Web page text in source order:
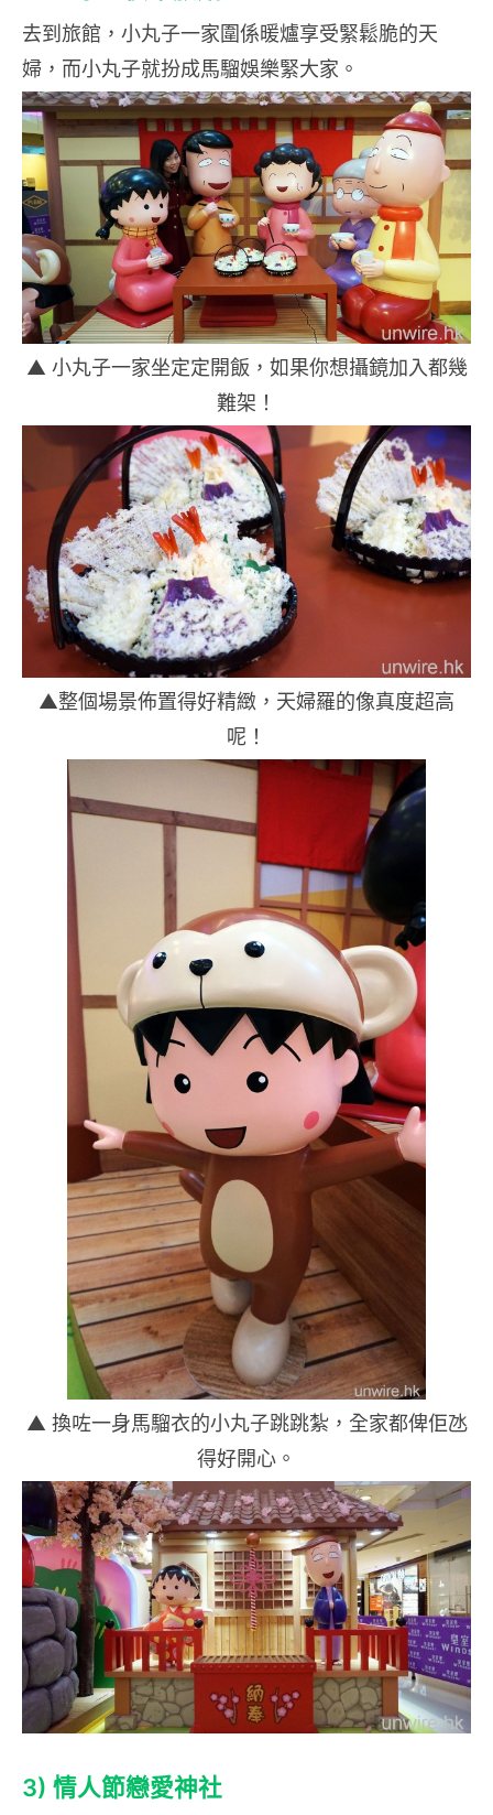
去到旅館，小丸子一家圍係暖爐享受緊鬆脆的天
婦，而小丸子就扮成馬騮娛樂緊大家。
▲ 小丸子一家坐定定開飯，如果你想攝鏡加入都幾
難架！
▲整個場景佈置得好精緻，天婦羅的像真度超高
呢！
▲ 換咗一身馬騮衣的小丸子跳跳紮，全家都俾佢氹
得好開心。
3) 情人節戀愛神社